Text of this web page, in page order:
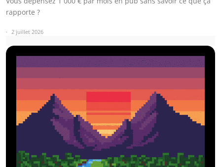
rapporte ?
2 juillet 2026